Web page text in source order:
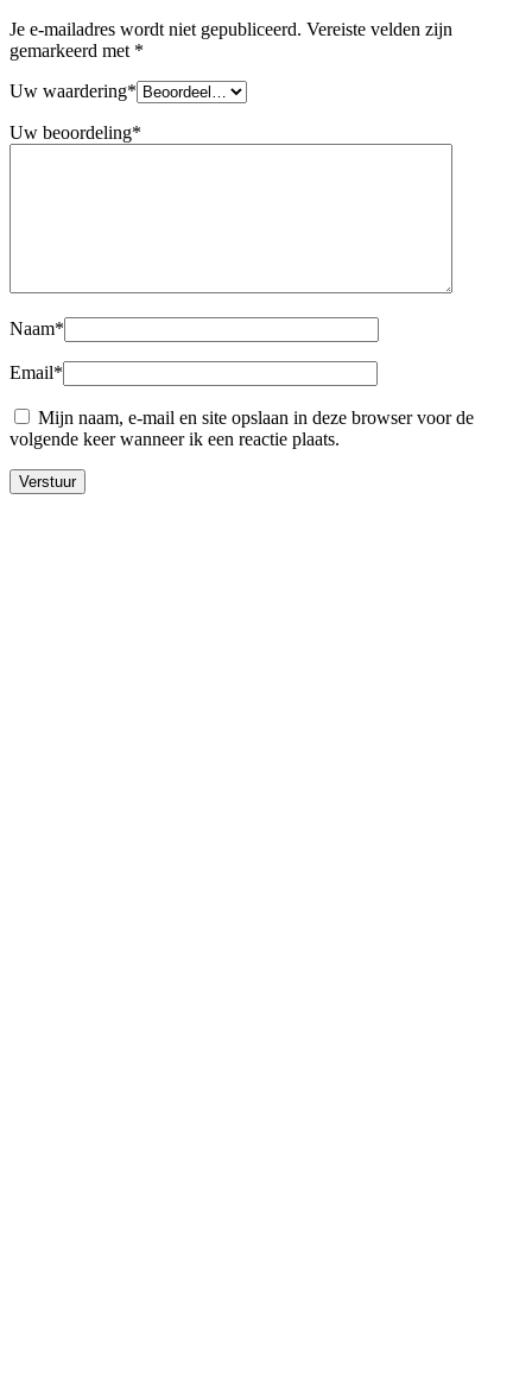
Je e-mailadres wordt niet gepubliceerd. Vereiste velden zijn
gemarkeerd met *
Uw waardering*
Uw beoordeling*
Naam*
Email*
Mijn naam, e-mail en site opslaan in deze browser voor de
volgende keer wanneer ik een reactie plaats.